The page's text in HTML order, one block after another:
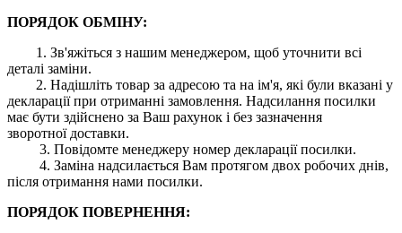
ПОРЯДОК ОБМІНУ:
1. Зв'яжіться з нашим менеджером, щоб уточнити всі
деталі заміни.
2. Надішліть товар за адресою та на ім'я, які були вказані у
декларації при отриманні замовлення. Надсилання посилки
має бути здійснено за Ваш рахунок і без зазначення
зворотної доставки.
3. Повідомте менеджеру номер декларації посилки.
4. Заміна надсилається Вам протягом двох робочих днів,
після отримання нами посилки.
ПОРЯДОК ПОВЕРНЕННЯ: